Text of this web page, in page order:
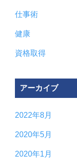
仕事術
健康
資格取得
アーカイブ
2022年8月
2020年5月
2020年1月